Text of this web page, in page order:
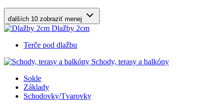
ďalších 10 zobraziť menej
Dlažby 2cm
Terče pod dlažbu
Schody, terasy a balkóny
Sokle
Základy
Schodovky/Tvarovky